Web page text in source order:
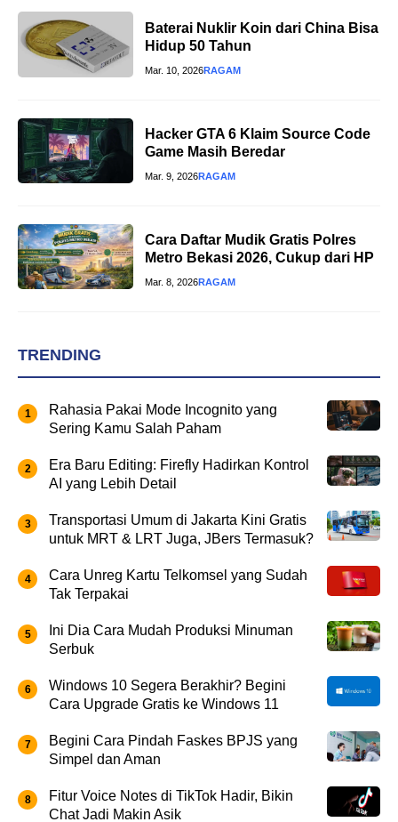
Baterai Nuklir Koin dari China Bisa
Hidup 50 Tahun
Mar. 10, 2026RAGAM
Hacker GTA 6 Klaim Source Code
Game Masih Beredar
Mar. 9, 2026RAGAM
Cara Daftar Mudik Gratis Polres
Metro Bekasi 2026, Cukup dari HP
Mar. 8, 2026RAGAM
TRENDING
Rahasia Pakai Mode Incognito yang
Sering Kamu Salah Paham
Era Baru Editing: Firefly Hadirkan Kontrol
AI yang Lebih Detail
Transportasi Umum di Jakarta Kini Gratis
untuk MRT & LRT Juga, JBers Termasuk?
Cara Unreg Kartu Telkomsel yang Sudah
Tak Terpakai
Ini Dia Cara Mudah Produksi Minuman
Serbuk
Windows 10 Segera Berakhir? Begini
Cara Upgrade Gratis ke Windows 11
Begini Cara Pindah Faskes BPJS yang
Simpel dan Aman
Fitur Voice Notes di TikTok Hadir, Bikin
Chat Jadi Makin Asik